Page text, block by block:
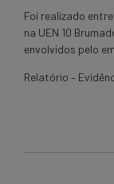
Foi realizado
na UEN 10
envolvidos pelo
Relatório –